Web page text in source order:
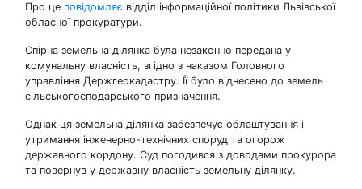
Про це повідомляє відділ інформаційної політики Львівської
обласної прокуратури.
Спірна земельна ділянка була незаконно передана у
комунальну власність, згідно з наказом Головного
управління Держгеокадастру. Її було віднесено до земель
сільськогосподарського призначення.
Однак ця земельна ділянка забезпечує облаштування і
утримання інженерно-технічних споруд та огорож
державного кордону. Суд погодився з доводами прокурора
та повернув у державну власність земельну ділянку.